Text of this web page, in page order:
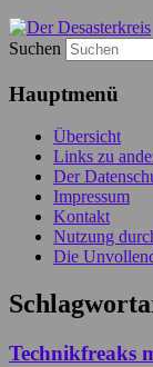
Suchen
Hauptmenü
Übersicht
Links zu
Der
Impressum
Kontakt
Nutzung
Die
Technikfreaks